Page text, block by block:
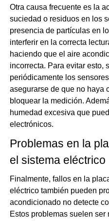
Otra causa frecuente es la
suciedad o residuos en los
presencia de partículas en
interferir en la correcta
haciendo que el aire
incorrecta. Para evitar esto,
periódicamente los
asegurarse de que no haya
bloquear la medición.
humedad excesiva que
electrónicos.
Problemas en la
el sistema eléctrico
Finalmente, fallos en la
eléctrico también pueden
acondicionado no detecte
Estos problemas suelen